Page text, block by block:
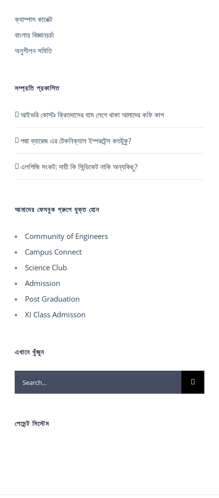
ক্যাম্পাস কানেক্ট
বাংলায় বিজ্ঞানচর্চা
অনুশীলন সমিতি
সম্প্রতি প্রকাশিত
আইভরি কোস্টঃ ক্রিতদাসের ঘাম লেগে থাকা আমাদের কফি কাপ
পদ্মা ব্যারেজ এর টেকনিক্যাল ইম্পরটেন্স কতটুকু?
এলপিজি সংকট: দায়ী কি সিন্ডিকেট নাকি অন্যকিছু?
আমাদের ফেসবুক গ্রুপে যুক্ত হোন
Community of Engineers
Campus Connect
Science Club
Admission
Post Graduation
XI Class Admisson
এখানে খুঁজুন
Search
for:
পেমেন্ট সিস্টেম